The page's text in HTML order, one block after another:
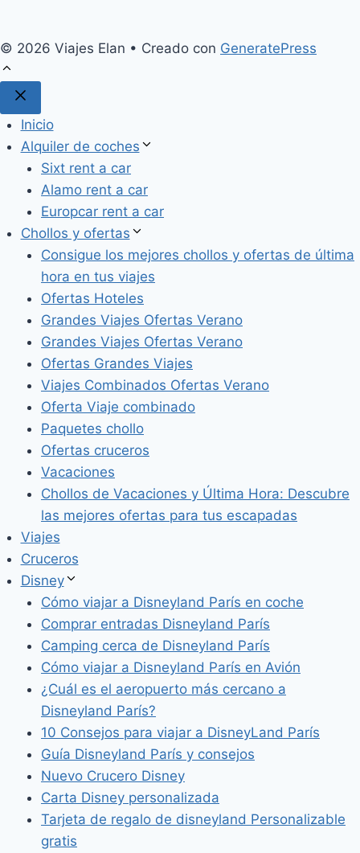
© 2026 Viajes Elan • Creado con GeneratePress
Cerrar
Inicio
Alquiler de coches
Sixt rent a car
Alamo rent a car
Europcar rent a car
Chollos y ofertas
Consigue los mejores chollos y ofertas de última
hora en tus viajes
Ofertas Hoteles
Grandes Viajes Ofertas Verano
Grandes Viajes Ofertas Verano
Ofertas Grandes Viajes
Viajes Combinados Ofertas Verano
Oferta Viaje combinado
Paquetes chollo
Ofertas cruceros
Vacaciones
Chollos de Vacaciones y Última Hora: Descubre
las mejores ofertas para tus escapadas
Viajes
Cruceros
Disney
Cómo viajar a Disneyland París en coche
Comprar entradas Disneyland París
Camping cerca de Disneyland París
Cómo viajar a Disneyland París en Avión
¿Cuál es el aeropuerto más cercano a
Disneyland París?
10 Consejos para viajar a DisneyLand París
Guía Disneyland París y consejos
Nuevo Crucero Disney
Carta Disney personalizada
Tarjeta de regalo de disneyland Personalizable
gratis